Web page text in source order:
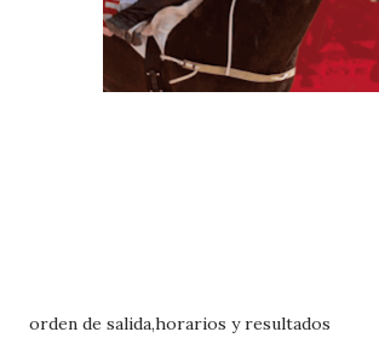
orden de salida,horarios y resultados